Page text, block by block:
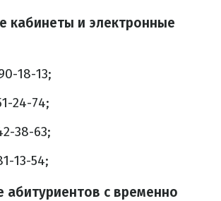
кабинеты и электронные
18-13;
24-74;
38-63;
13-54;
абитуриентов с временно